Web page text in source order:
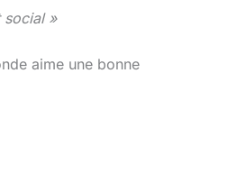
social »
aime une bonne